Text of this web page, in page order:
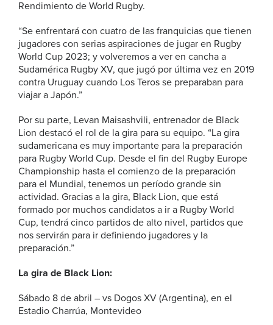
Rendimiento de World Rugby.
“Se enfrentará con cuatro de las franquicias que tienen
jugadores con serias aspiraciones de jugar en Rugby
World Cup 2023; y volveremos a ver en cancha a
Sudamérica Rugby XV, que jugó por última vez en 2019
contra Uruguay cuando Los Teros se preparaban para
viajar a Japón.”
Por su parte, Levan Maisashvili, entrenador de Black
Lion destacó el rol de la gira para su equipo. “La gira
sudamericana es muy importante para la preparación
para Rugby World Cup. Desde el fin del Rugby Europe
Championship hasta el comienzo de la preparación
para el Mundial, tenemos un período grande sin
actividad. Gracias a la gira, Black Lion, que está
formado por muchos candidatos a ir a Rugby World
Cup, tendrá cinco partidos de alto nivel, partidos que
nos servirán para ir definiendo jugadores y la
preparación.”
La gira de Black Lion:
Sábado 8 de abril – vs Dogos XV (Argentina), en el
Estadio Charrúa, Montevideo